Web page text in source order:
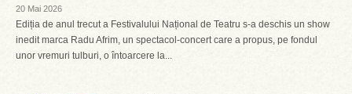
20 Mai 2026
Ediția de anul trecut a Festivalului Național de Teatru s-a deschis un show
inedit marca Radu Afrim, un spectacol-concert care a propus, pe fondul
unor vremuri tulburi, o întoarcere la...